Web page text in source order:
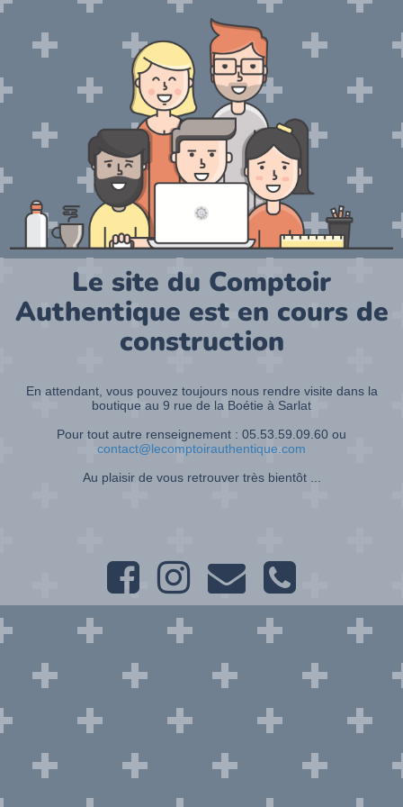
Le site du Comptoir
Authentique est en cours de
construction
En attendant, vous pouvez toujours nous rendre visite dans la
boutique au 9 rue de la Boétie à Sarlat
Pour tout autre renseignement : 05.53.59.09.60 ou
contact@lecomptoirauthentique.com
Au plaisir de vous retrouver très bientôt ...